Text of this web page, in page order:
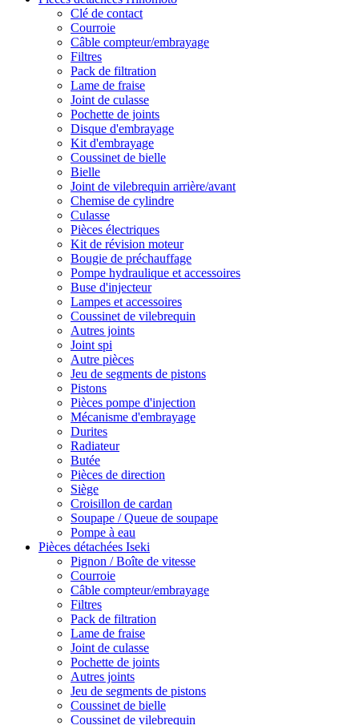
Clé de contact
Courroie
Câble compteur/embrayage
Filtres
Pack de filtration
Lame de fraise
Joint de culasse
Pochette de joints
Disque d'embrayage
Kit d'embrayage
Coussinet de bielle
Bielle
Joint de vilebrequin arrière/avant
Chemise de cylindre
Culasse
Pièces électriques
Kit de révision moteur
Bougie de préchauffage
Pompe hydraulique et accessoires
Buse d'injecteur
Lampes et accessoires
Coussinet de vilebrequin
Autres joints
Joint spi
Autre pièces
Jeu de segments de pistons
Pistons
Pièces pompe d'injection
Mécanisme d'embrayage
Durites
Radiateur
Butée
Pièces de direction
Siège
Croisillon de cardan
Soupape / Queue de soupape
Pompe à eau
Pièces détachées Iseki
Pignon / Boîte de vitesse
Courroie
Câble compteur/embrayage
Filtres
Pack de filtration
Lame de fraise
Joint de culasse
Pochette de joints
Autres joints
Jeu de segments de pistons
Coussinet de bielle
Coussinet de vilebrequin